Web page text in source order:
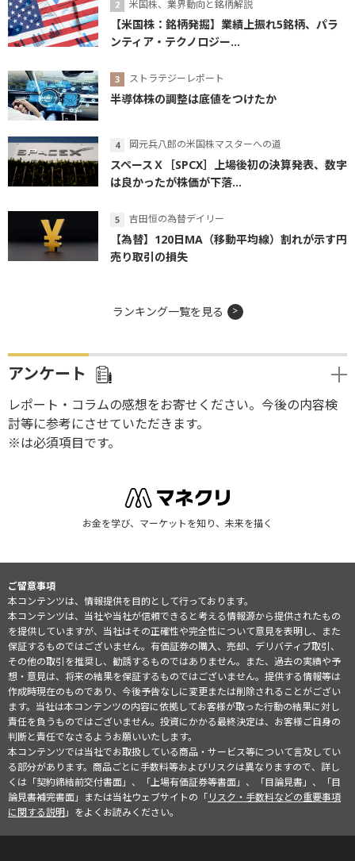
米国株、業界動向と銘柄解説
【米国株：銘柄発掘】業績上振れ5銘柄、パラ
ンティア・テクノロジー...
ストラテジーレポート
半導体株の調整は底値をつけたか
岡元兵八郎の米国株マスターへの道
スペースＸ［SPCX］上場後初の決算発表、数字
は良かったが株価が下落...
吉田恒の為替デイリー
【為替】120日MA（移動平均線）割れが示す円
売り取引の損失
ランキング一覧を見る
アンケート
レポート・コラムの感想をお寄せください。今後の内容検
討等に参考にさせていただきます。
※は必須項目です。
お金を学び、マーケットを知り、未来を描く
ご留意事項
本コンテンツは、情報提供を目的として行っております。
本コンテンツは、当社や当社が信頼できると考える情報源から提供されたもの
を提供していますが、当社はその正確性や完全性について意見を表明し、また
保証するものではございません。有価証券の購入、売却、デリバティブ取引、
その他の取引を推奨し、勧誘するものではありません。また、過去の実績や予
想・意見は、将来の結果を保証するものではございません。提供する情報等は
作成時現在のものであり、今後予告なしに変更または削除されることがござい
ます。当社は本コンテンツの内容に依拠してお客様が取った行動の結果に対し
責任を負うものではございません。投資にかかる最終決定は、お客様ご自身の
判断と責任でなさるようお願いいたします。
本コンテンツでは当社でお取扱している商品・サービス等について言及してい
る部分があります。商品ごとに手数料等およびリスクは異なりますので、詳し
くは「契約締結前交付書面」、「上場有価証券等書面」、「目論見書」、「目
論見書補完書面」または当社ウェブサイトの「リスク・手数料などの重要事項
に関する説明」をよくお読みください。